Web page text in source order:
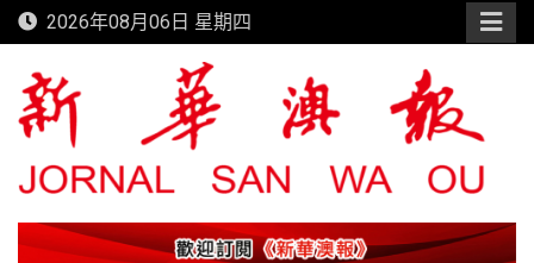
Skip
to
content
2026年08月06日 星期四
新華澳報